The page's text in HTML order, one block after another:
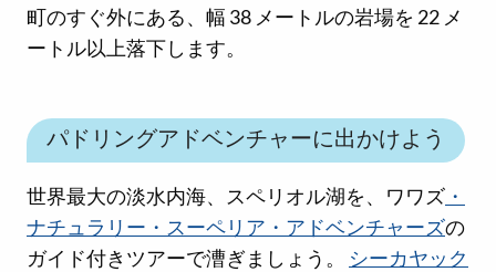
町のすぐ外にある、幅 38 メートルの岩場を 22 メ
ートル以上落下します。
パドリングアドベンチャーに出かけよう
世界最大の淡水内海、スペリオル湖を、ワワズ ・
ナチュラリー・スーペリア・アドベンチャーズの
ガイド付きツアーで漕ぎましょう。 シーカヤック